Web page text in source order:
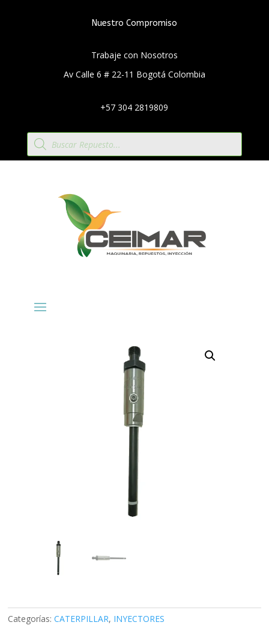
Nuestro Compromiso
Trabaje con Nosotros
Av Calle 6 # 22-11 Bogotá Colombia
+57 304 2819809
Búsqueda
de
productos
Categorías:CATERPILLAR, INYECTORES